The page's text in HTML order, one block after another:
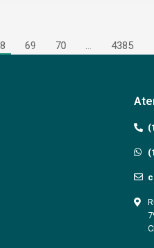
69 70 … 4385